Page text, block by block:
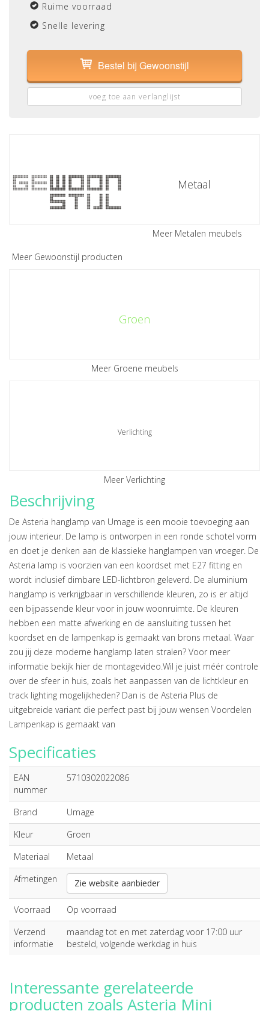
Ruime voorraad
Snelle levering
Bestel bij Gewoonstijl
voeg toe aan verlanglijst
Meer Gewoonstijl producten
Metaal
Meer Metalen meubels
Groen
Meer Groene meubels
Verlichting
Meer Verlichting
Beschrijving
De Asteria hanglamp van Umage is een mooie toevoeging aan
jouw interieur. De lamp is ontworpen in een ronde schotel vorm
en doet je denken aan de klassieke hanglampen van vroeger. De
Asteria lamp is voorzien van een koordset met E27 fitting en
wordt inclusief dimbare LED-lichtbron geleverd. De aluminium
hanglamp is verkrijgbaar in verschillende kleuren, zo is er altijd
een bijpassende kleur voor in jouw woonruimte. De kleuren
hebben een matte afwerking en de aansluiting tussen het
koordset en de lampenkap is gemaakt van brons metaal. Waar
zou jij deze moderne hanglamp laten stralen? Voor meer
informatie bekijk hier de montagevideo.Wil je juist méér controle
over de sfeer in huis, zoals het aanpassen van de lichtkleur en
track lighting mogelijkheden? Dan is de Asteria Plus de
uitgebreide variant die perfect past bij jouw wensen Voordelen
Lampenkap is gemaakt van
Specificaties
EAN
nummer
5710302022086
Brand
Umage
Kleur
Groen
Materiaal
Metaal
Afmetingen
Zie website aanbieder
Voorraad
Op voorraad
Verzend
informatie
maandag tot en met zaterdag voor 17:00 uur
besteld, volgende werkdag in huis
Interessante gerelateerde
producten zoals Asteria Mini